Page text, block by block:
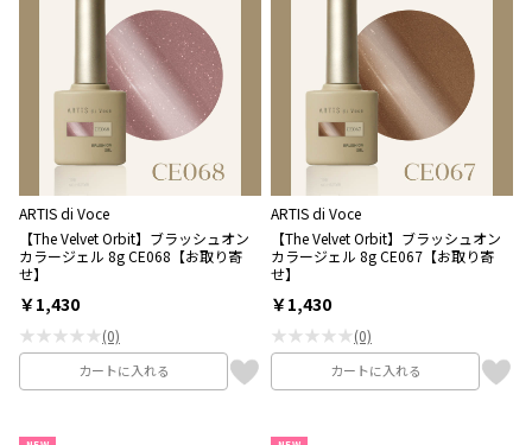
ARTIS di Voce
【The Velvet Orbit】ブラッシュオン
カラージェル 8g CE068【お取り寄
せ】
￥1,430
★★★★★(0)
カートに入れる
ARTIS di Voce
【The Velvet Orbit】ブラッシュオン
カラージェル 8g CE067【お取り寄
せ】
￥1,430
★★★★★(0)
カートに入れる